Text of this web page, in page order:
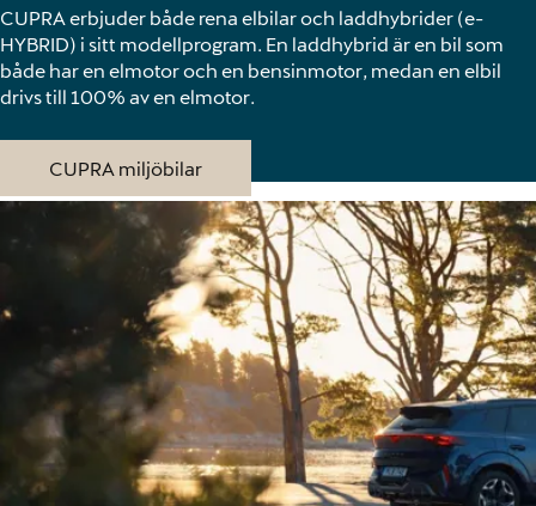
CUPRA erbjuder både rena elbilar och laddhybrider (e-
HYBRID) i sitt modellprogram. En laddhybrid är en bil som
både har en elmotor och en bensinmotor, medan en elbil
drivs till 100% av en elmotor.
CUPRA miljöbilar